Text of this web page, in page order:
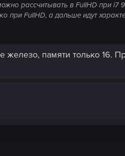
рассчитывать в FullHD при i7
при FullHD, а дальше идут
железо, памяти только 16.